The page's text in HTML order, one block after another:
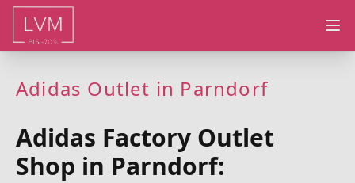
Adidas Outlet in Parndorf
Adidas Factory Outlet
Shop in Parndorf: